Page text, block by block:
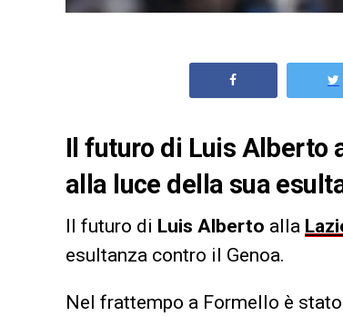
Il futuro di Luis Alberto
alla luce della sua
Il futuro di Luis Alberto alla
esultanza contro il Genoa.
Nel frattempo a Formello è